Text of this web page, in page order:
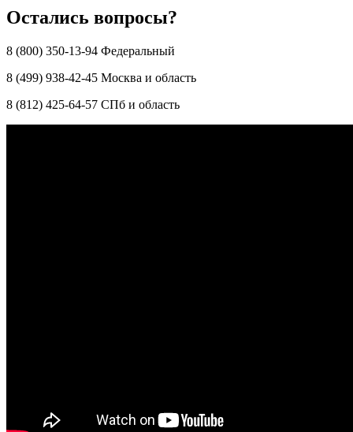
Остались вопросы?
8 (800) 350-13-94 Федеральный
8 (499) 938-42-45 Москва и область
8 (812) 425-64-57 СПб и область